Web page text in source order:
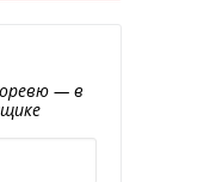
— в